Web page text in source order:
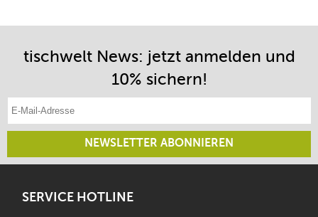
tischwelt News: jetzt anmelden und
10% sichern!
NEWSLETTER ABONNIEREN
SERVICE HOTLINE